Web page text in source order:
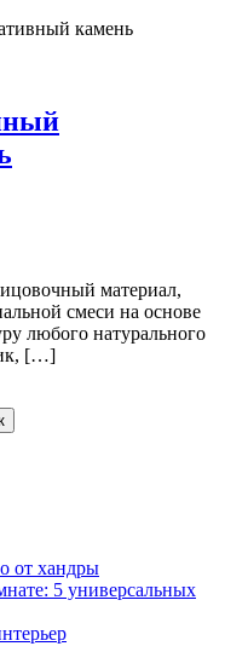
материал,
смеси на основе
любого натурального
[…]
от хандры
5 универсальных